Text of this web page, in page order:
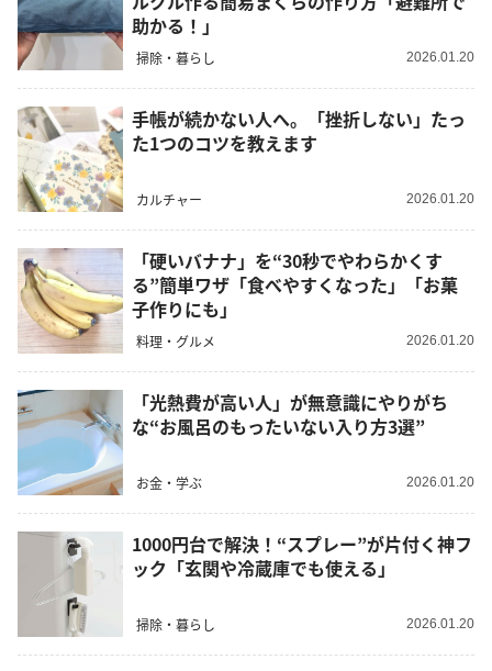
助かる！」
掃除・暮らし 2026.01.20
手帳が続かない人へ。「挫折しない」たっ
た1つのコツを教えます
カルチャー 2026.01.20
「硬いバナナ」を“30秒でやわらかくす
る”簡単ワザ「食べやすくなった」「お菓
子作りにも」
料理・グルメ 2026.01.20
「光熱費が高い人」が無意識にやりがち
な“お風呂のもったいない入り方3選”
お金・学ぶ 2026.01.20
1000円台で解決！“スプレー”が片付く神フ
ック「玄関や冷蔵庫でも使える」
掃除・暮らし 2026.01.20